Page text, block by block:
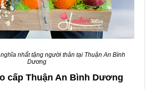
nhất tặng người thân tại Thuận An Bình
Dương
cấp Thuận An Bình Dương